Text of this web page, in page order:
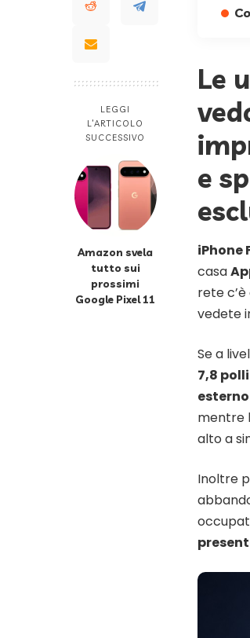
LEGGI
L’ARTICOLO
SUCCESSIVO
Amazon svela
tutto sui
prossimi
Google Pixel 11
Le
e
iPhone
casa
rete
vedete
Se a
7,8
mentre
alto a
Inoltre